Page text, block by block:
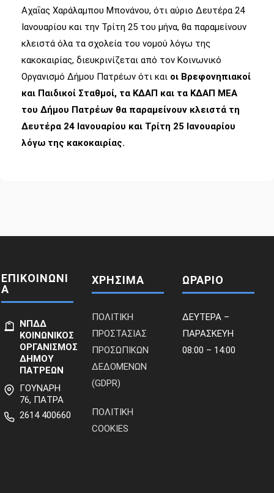
Αχαΐας Χαράλαμπου Μπονάνου, ότι αύριο Δευτέρα 24
Ιανουαρίου και την Τρίτη 25 του μήνα, θα παραμείνουν
κλειστά όλα τα σχολεία του νομού λόγω της
κακοκαιρίας, διευκρινίζεται από τον Κοινωνικό
Οργανισμό Δήμου Πατρέων ότι και οι Βρεφονηπιακοί
και Παιδικοί Σταθμοί, τα ΚΔΑΠ και τα ΚΔΑΠ ΜΕΑ
του Δήμου Πατρέων θα παραμείνουν κλειστά τη
Δευτέρα 24 Ιανουαρίου και Τρίτη 25 Ιανουαρίου
λόγω της κακοκαιρίας.
ΕΠΙΚΟΙΝΩΝΙ
Α
ΝΠΔΔ
ΚΟΙΝΩΝΙΚΟΣ
ΟΡΓΑΝΙΣΜΟΣ
ΔΗΜΟΥ
ΠΑΤΡΕΩΝ
ΓΟΥΝΑΡΗ
76, ΠΑΤΡΑ
2614 400660
ΧΡΗΣΙΜΑ
ΠΟΛΙΤΙΚΗ
ΠΡΟΣΤΑΣΙΑΣ
ΠΡΟΣΩΠΙΚΩΝ
ΔΕΔΟΜΕΝΩΝ
(GDPR)
ΠΟΛΙΤΙΚΗ
COOKIES
ΩΡΑΡΙΟ
ΔΕΥΤΕΡΑ –
ΠΑΡΑΣΚΕΥΗ
08:00 – 14:00